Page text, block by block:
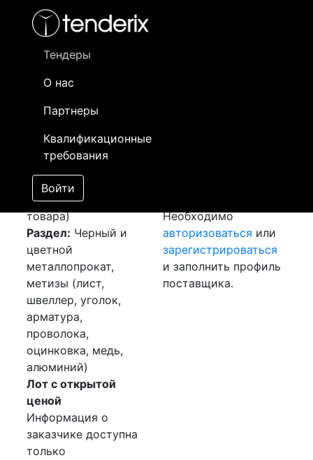
Тендеры
О нас
Партнеры
Квалификационные
требования
Войти
- активный лот
- сохраненный лот (не опубликован)
Закупка: Лента
медная
[Завершен]
Победитель выбран
Лот №:3376
АУКЦИОН (покупка
товара)
Раздел: Черный и
цветной
металлопрокат,
метизы (лист,
швеллер, уголок,
арматура,
проволока,
оцинковка, медь,
алюминий)
Лот с открытой
ценой
Информация о
заказчике доступна
только
Необходимо
авторизоваться или
зарегистрироваться
и заполнить профиль
поставщика.